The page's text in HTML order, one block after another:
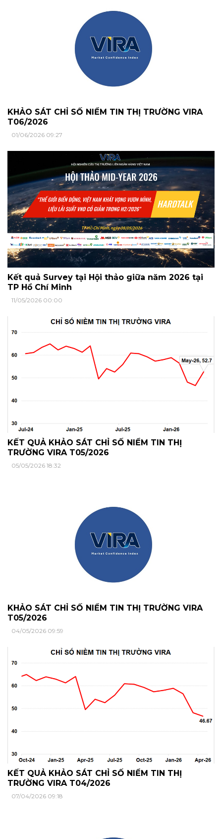
KHẢO SÁT CHỈ SỐ NIỀM TIN THỊ TRƯỜNG VIRA
T06/2026
01/06/2026 09:27
Kết quả Survey tại Hội thảo giữa năm 2026 tại
TP Hồ Chí Minh
11/05/2026 00:00
KẾT QUẢ KHẢO SÁT CHỈ SỐ NIỀM TIN THỊ
TRƯỜNG VIRA T05/2026
05/05/2026 18:32
KHẢO SÁT CHỈ SỐ NIỀM TIN THỊ TRƯỜNG VIRA
T05/2026
04/05/2026 09:59
KẾT QUẢ KHẢO SÁT CHỈ SỐ NIỀM TIN THỊ
TRƯỜNG VIRA T04/2026
07/04/2026 09:18